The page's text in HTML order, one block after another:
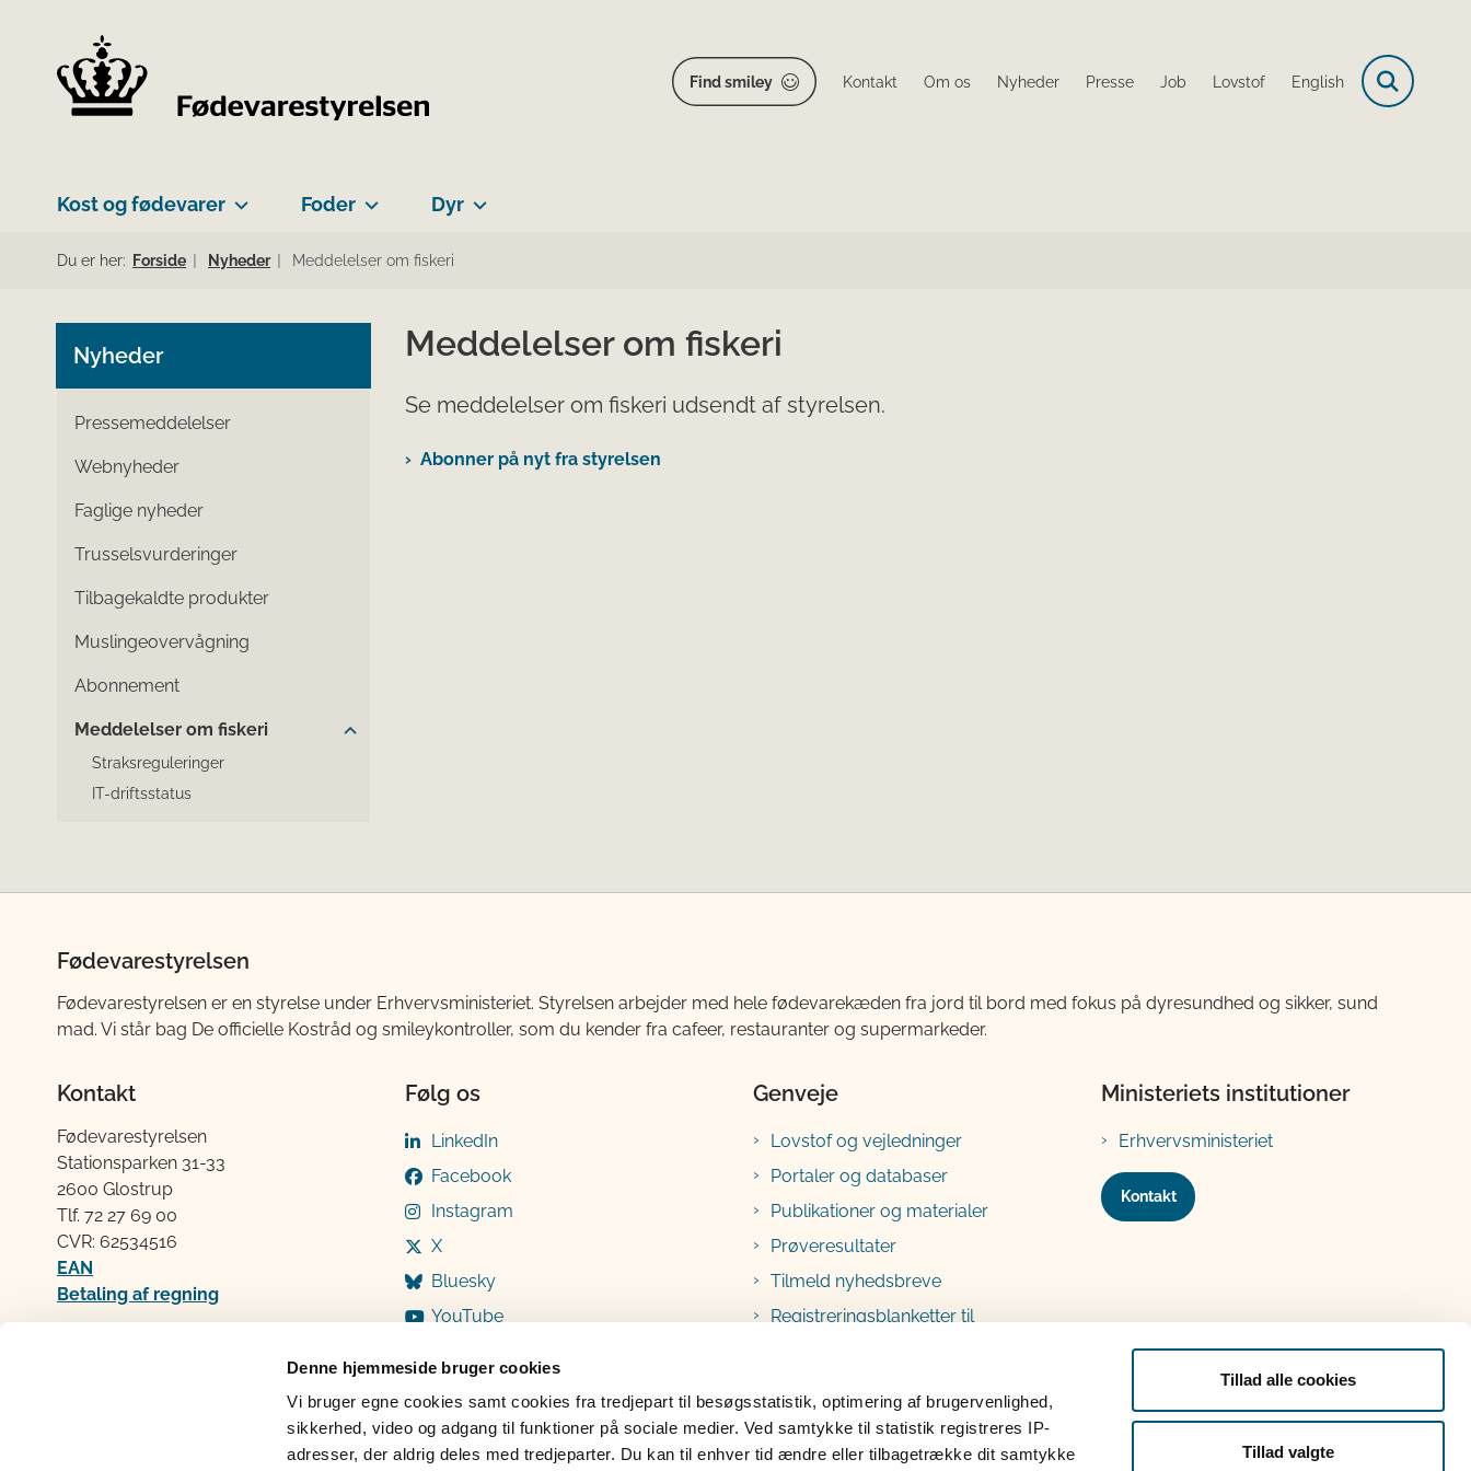
Denne hjemmeside bruger cookies
Vi bruger egne cookies samt cookies fra tredjepart til besøgsstatistik, optimering af brugervenlighed,
sikkerhed, video og adgang til funktioner på sociale medier. Ved samtykke til statistik registreres IP-
adresser, der aldrig deles med tredjeparter. Du kan til enhver tid ændre eller tilbagetrække dit samtykke
Tillad alle cookies
Tillad valgte
Find smiley Kontakt Om os Nyheder Presse Job Lovstof English
Kost og fødevarer Foder Dyr
Du er her: Forside Nyheder Meddelelser om fiskeri
Nyheder
Pressemeddelelser
Webnyheder
Faglige nyheder
Trusselsvurderinger
Tilbagekaldte produkter
Muslingeovervågning
Abonnement
Meddelelser om fiskeri
Straksreguleringer
IT-driftsstatus
Meddelelser om fiskeri
Se meddelelser om fiskeri udsendt af styrelsen.
Abonner på nyt fra styrelsen
Fødevarestyrelsen
Fødevarestyrelsen er en styrelse under Erhvervsministeriet. Styrelsen arbejder med hele fødevarekæden fra jord til bord med fokus på dyresundhed og sikker, sund
mad. Vi står bag De officielle Kostråd og smileykontroller, som du kender fra cafeer, restauranter og supermarkeder.
Kontakt
Fødevarestyrelsen
Stationsparken 31-33
2600 Glostrup
Tlf. 72 2​​​7 69 00
CVR: 62534516
EAN
Betaling af regning
Følg os
LinkedIn
Facebook
Instagram
X
Bluesky
YouTube
Genveje
Lovstof og vejledninger
Portaler og databaser
Publikationer og materialer
Prøveresultater
Tilmeld nyhedsbreve
Registreringsblanketter til
Ministeriets institutioner
Erhvervsministeriet
Kontakt